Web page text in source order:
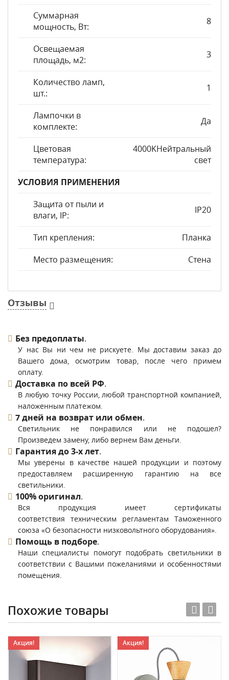
Суммарная
мощность, Вт:
8
Освещаемая
площадь, м2:
3
Количество ламп,
шт.:
1
Лампочки в
комплекте:
Да
Цветовая
температура:
4000KНейтральный
свет
УСЛОВИЯ ПРИМЕНЕНИЯ
Защита от пыли и
влаги, IP:
IP20
Тип крепления:
Планка
Место размещения:
Стена
Отзывы
Без предоплаты.
У нас Вы ни чем не рискуете. Мы доставим заказ до
Вашего дома, осмотрим товар, после чего примем
оплату.
Доставка по всей РФ.
В любую точку России, любой транспортной компанией,
наложенным платежом.
7 дней на возврат или обмен.
Светильник не понравился или не подошел?
Произведем замену, либо вернем Вам деньги.
Гарантия до 3-х лет.
Мы уверены в качестве нашей продукции и поэтому
предоставляем расширенную гарантию на все
светильники.
100% оригинал.
Вся продукция имеет сертификаты
соответствия техническим регламентам Таможенного
союза «О безопасности низковольтного оборудования».
Помощь в подборе.
Наши специалисты помогут подобрать светильники в
соответствии с Вашими пожеланиями и особенностями
помещения.
Похожие товары
Акция! Акция!